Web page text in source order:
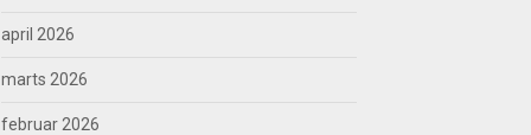
april 2026
marts 2026
februar 2026